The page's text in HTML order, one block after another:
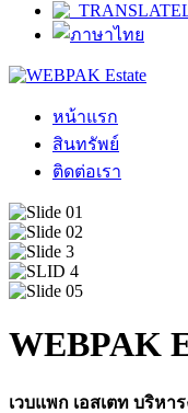
หน้าแรก
สินทรัพย์
ติดต่อเรา
WEBPAK
เวบแพก เอสเตท บริห